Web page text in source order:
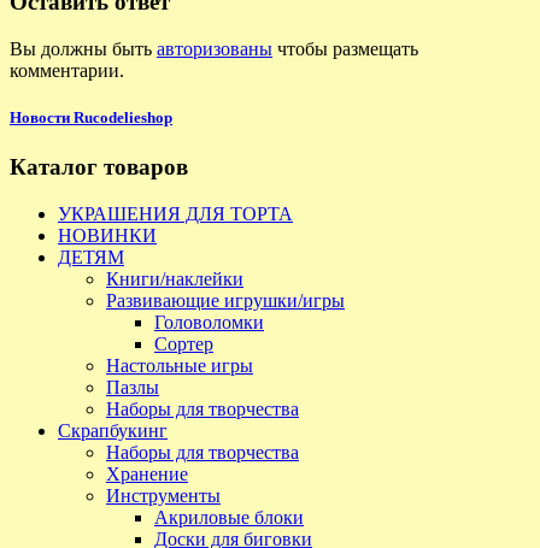
Вы должны быть авторизованы чтобы размещать
комментарии.
Новости Rucodelieshop
Каталог товаров
УКРАШЕНИЯ ДЛЯ ТОРТА
НОВИНКИ
ДЕТЯМ
Книги/наклейки
Развивающие игрушки/игры
Головоломки
Сортер
Настольные игры
Пазлы
Наборы для творчества
Скрапбукинг
Наборы для творчества
Хранение
Инструменты
Акриловые блоки
Доски для биговки